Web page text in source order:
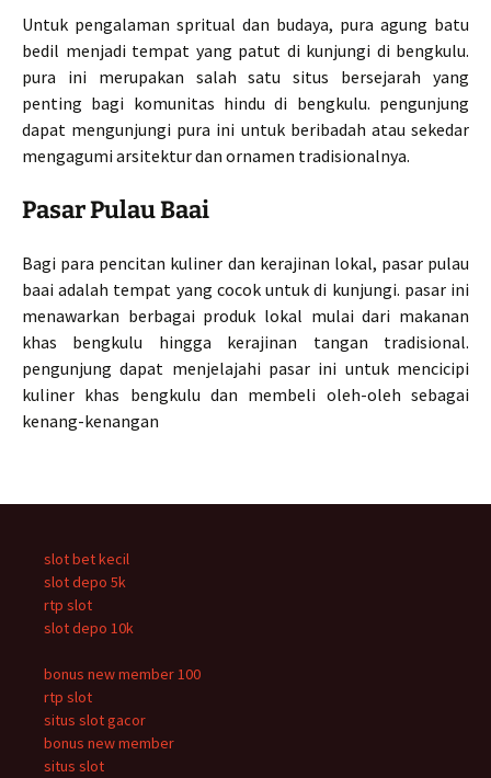
Untuk pengalaman spritual dan budaya, pura agung batu
bedil menjadi tempat yang patut di kunjungi di bengkulu.
pura ini merupakan salah satu situs bersejarah yang
penting bagi komunitas hindu di bengkulu. pengunjung
dapat mengunjungi pura ini untuk beribadah atau sekedar
mengagumi arsitektur dan ornamen tradisionalnya.
Pasar Pulau Baai
Bagi para pencitan kuliner dan kerajinan lokal, pasar pulau
baai adalah tempat yang cocok untuk di kunjungi. pasar ini
menawarkan berbagai produk lokal mulai dari makanan
khas bengkulu hingga kerajinan tangan tradisional.
pengunjung dapat menjelajahi pasar ini untuk mencicipi
kuliner khas bengkulu dan membeli oleh-oleh sebagai
kenang-kenangan
slot bet kecil
slot depo 5k
rtp slot
slot depo 10k
bonus new member 100
rtp slot
situs slot gacor
bonus new member
situs slot